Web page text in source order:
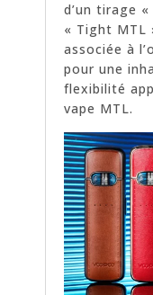
d’un tirage
« Tight MTL
associée à
pour une
flexibilité
vape MTL.